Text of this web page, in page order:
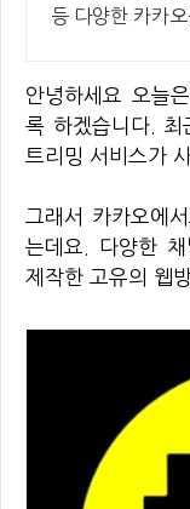
등 다양한 카카
안녕하세요 오늘
록 하겠습니다.
트리밍 서비스가
그래서 카카오에
는데요. 다양한
제작한 고유의 웹